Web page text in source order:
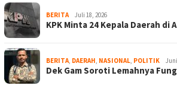
BERITA Juli 18, 2026
KPK Minta 24 Kepala Daerah di
BERITA, DAERAH, NASIONAL, POLITIK
Dek Gam Soroti Lemahnya